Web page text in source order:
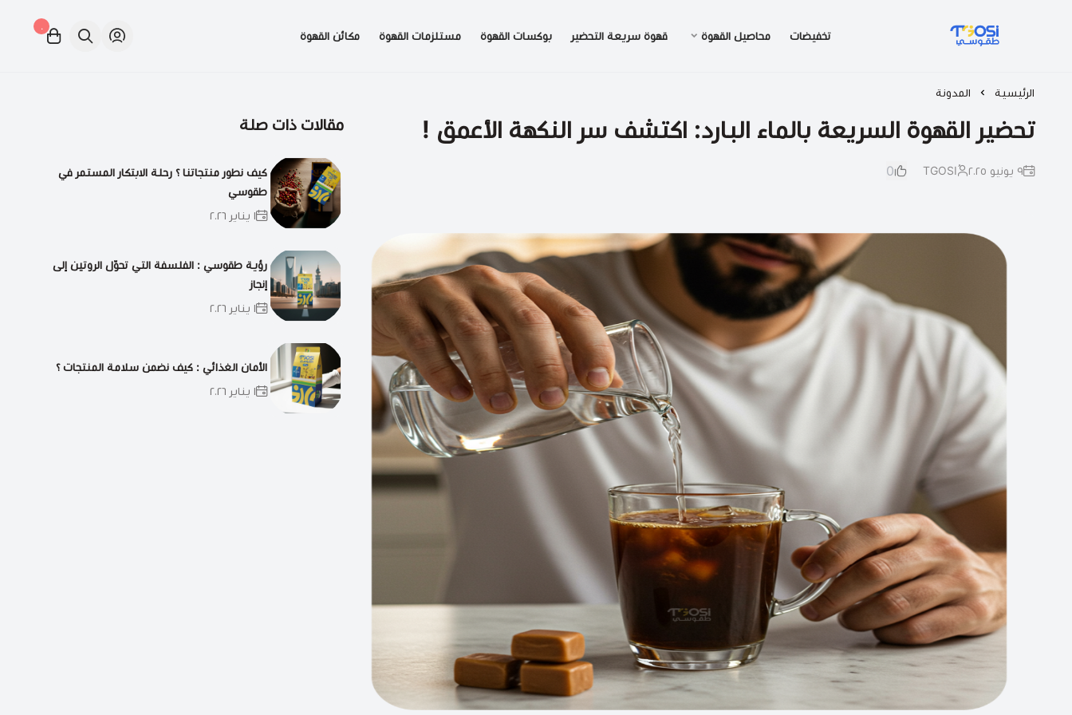
طقوسي | TGOSI
تخفيضات محاصيل القهوة قهوة سريعة التحضير بوكسات القهوة مستلزمات القهوة مكائن القهوة
٠
الرئيسية المدونة
تحضير القهوة السريعة بالماء البارد: اكتشف سر النكهة الأعمق !
٩ يونيو ٢٠٢٥ 0
مقالات ذات صلة
كيف نطور منتجاتنا ؟ رحلة الابتكار المستمر في
طقوسي
١ يناير ٢٠٢٦
رؤية طقوسي : الفلسفة التي تحوّل الروتين إلى
إنجاز
١ يناير ٢٠٢٦
الأمان الغذائي : كيف نضمن سلامة المنتجات ؟
١ يناير ٢٠٢٦